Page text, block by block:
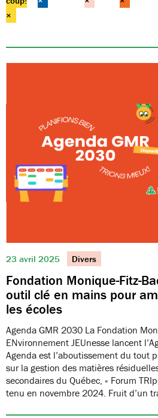
23 avril 2025 Divers
Fondation Monique-Fitz-
outil clé en mains pour
les écoles
Agenda GMR 2030 La Fondation
ENvironnement JEUnesse lancent
Agenda est l’aboutissement du tout
sur la gestion des matières
secondaires du Québec, « Forum
tenu en novembre 2024. Fruit d’un
×